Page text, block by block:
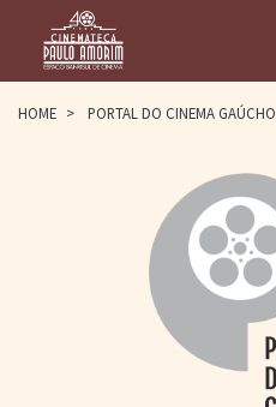
HOME
PAULO AMORIM
> HISTÓRIA
> HOMENAGEADOS
> EQUIPE
> ASSOCIAÇÃO DOS
> BIBLIOTECA
ROMEU GRIMALDI
HOME > PORTAL DO CINEMA GAÚCHO